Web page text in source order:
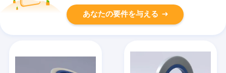
あなたの要件を与える